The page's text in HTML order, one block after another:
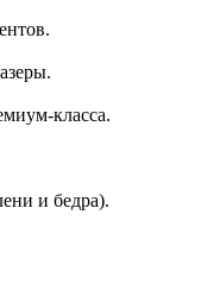
класса.
и бедра).